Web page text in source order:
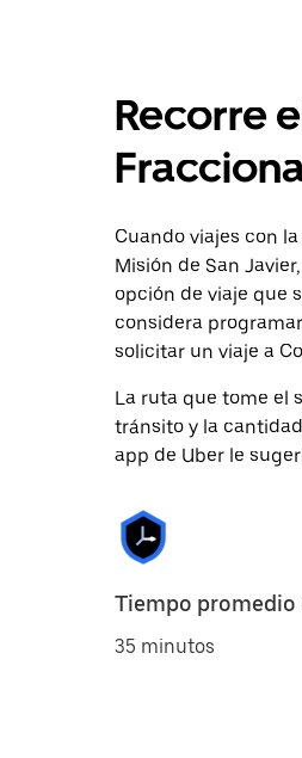
Recorre
Cuando viajes con
Misión de San
opción de viaje que
considera
solicitar un viaje a
La ruta que tome el
tránsito y la
app de Uber le
Tiempo promedio
35 minutos